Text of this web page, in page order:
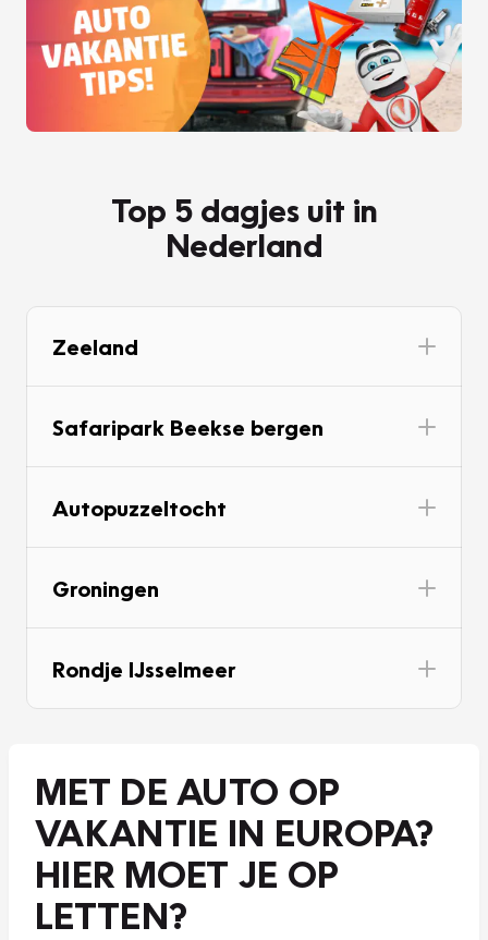
Top 5 dagjes uit in
Nederland
Zeeland
Safaripark Beekse bergen
Autopuzzeltocht
Groningen
Rondje IJsselmeer
MET DE AUTO OP
VAKANTIE IN EUROPA?
HIER MOET JE OP
LETTEN?